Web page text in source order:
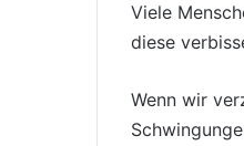
Viele
diese
Wenn wir